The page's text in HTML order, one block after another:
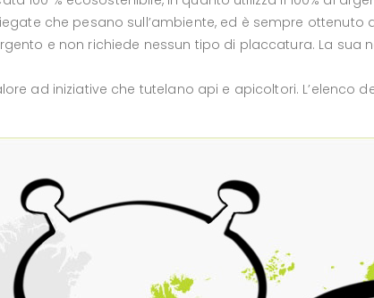
che pesano sull’ambiente, ed è sempre ottenuto
e non richiede nessun tipo di placcatura. La sua
ad iniziative che tutelano api e apicoltori. L’elenco